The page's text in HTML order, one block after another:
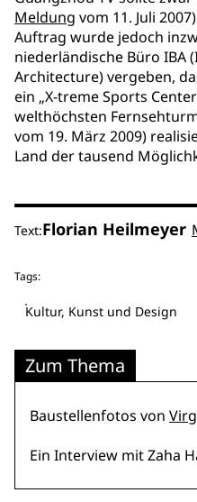
Meldung vom 11. Juli
Auftrag wurde jedoch
niederländische Büro IBA
Architecture) vergeben,
ein „X-treme Sports
welthöchsten
vom 19. März 2009)
Land der tausend
Text:Florian Heilmeyer
Tags:
Kultur, Kunst und Design
Zum Thema
Baustellenfotos von
Ein Interview mit Zaha